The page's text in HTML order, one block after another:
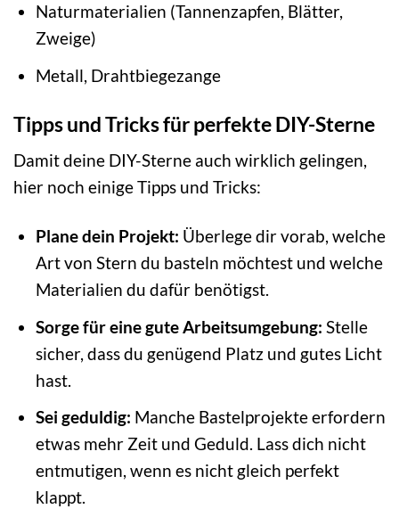
Naturmaterialien (Tannenzapfen, Blätter,
Zweige)
Metall, Drahtbiegezange
Tipps und Tricks für perfekte DIY-Sterne
Damit deine DIY-Sterne auch wirklich gelingen,
hier noch einige Tipps und Tricks:
Plane dein Projekt: Überlege dir vorab, welche
Art von Stern du basteln möchtest und welche
Materialien du dafür benötigst.
Sorge für eine gute Arbeitsumgebung: Stelle
sicher, dass du genügend Platz und gutes Licht
hast.
Sei geduldig: Manche Bastelprojekte erfordern
etwas mehr Zeit und Geduld. Lass dich nicht
entmutigen, wenn es nicht gleich perfekt
klappt.